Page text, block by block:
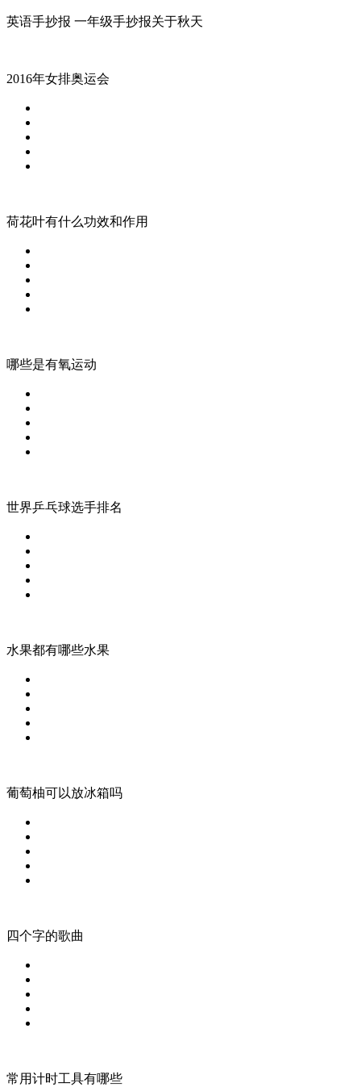
英语手抄报 一年级手抄报关于秋天
2016年女排奥运会
荷花叶有什么功效和作用
哪些是有氧运动
世界乒乓球选手排名
水果都有哪些水果
葡萄柚可以放冰箱吗
四个字的歌曲
常用计时工具有哪些